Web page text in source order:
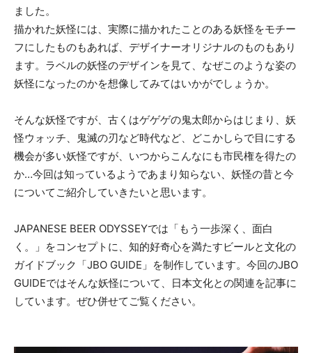
ました。
描かれた妖怪には、実際に描かれたことのある妖怪をモチー
フにしたものもあれば、デザイナーオリジナルのものもあり
ます。ラベルの妖怪のデザインを見て、なぜこのような姿の
妖怪になったのかを想像してみてはいかがでしょうか。
そんな妖怪ですが、古くはゲゲゲの鬼太郎からはじまり、妖
怪ウォッチ、鬼滅の刃など時代など、どこかしらで目にする
機会が多い妖怪ですが、いつからこんなにも市民権を得たの
か…今回は知っているようであまり知らない、妖怪の昔と今
についてご紹介していきたいと思います。
JAPANESE BEER ODYSSEYでは「もう一歩深く、面白
く。」をコンセプトに、知的好奇心を満たすビールと文化の
ガイドブック「JBO GUIDE」を制作しています。今回のJBO
GUIDEではそんな妖怪について、日本文化との関連を記事に
しています。ぜひ併せてご覧ください。